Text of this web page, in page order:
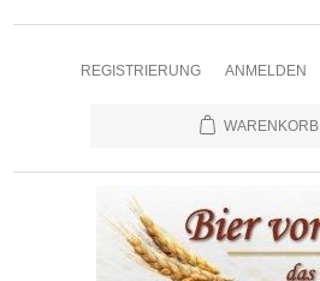
REGISTRIERUNG ANMELDEN
WARENKORB